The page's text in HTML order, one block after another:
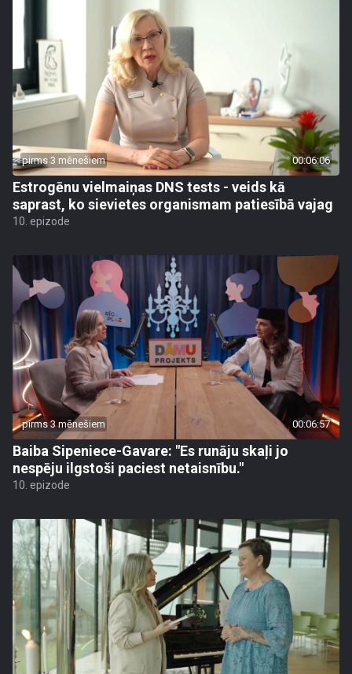
pirms 3 mēnešiem 00:06:06
Estrogēnu vielmaiņas DNS tests - veids kā
saprast, ko sievietes organismam patiesībā vajag
10. epizode
pirms 3 mēnešiem 00:06:57
Baiba Sipeniece-Gavare: "Es runāju skaļi jo
nespēju ilgstoši paciest netaisnību."
10. epizode